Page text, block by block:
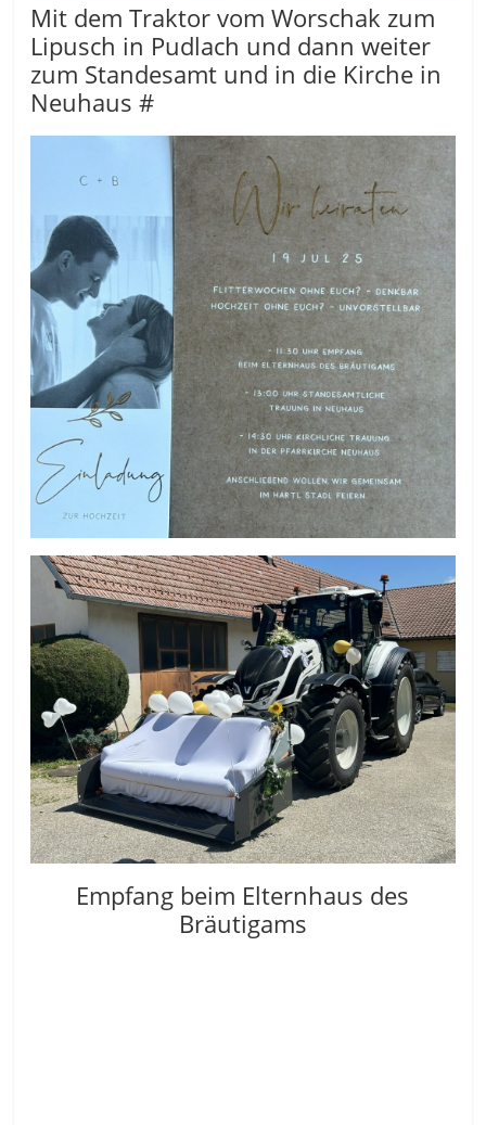
Mit dem Traktor vom Worschak zum
Lipusch in Pudlach und dann weiter
zum Standesamt und in die Kirche in
Neuhaus #
Empfang beim Elternhaus des
Bräutigams